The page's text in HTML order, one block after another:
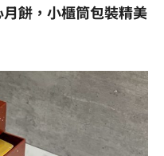
餅，小櫃筒包裝精美